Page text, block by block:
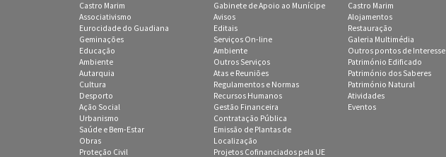
Castro Marim
Associativismo
Eurocidade do Guadiana
Geminações
Educação
Ambiente
Autarquia
Cultura
Desporto
Ação Social
Urbanismo
Saúde e Bem-Estar
Obras
Proteção Civil
Gabinete de Apoio ao Munícipe
Avisos
Editais
Serviços On-line
Ambiente
Outros Serviços
Atas e Reuniões
Regulamentos e Normas
Recursos Humanos
Gestão Financeira
Contratação Pública
Emissão de Plantas de
Localização
Projetos Cofinanciados pela UE
Castro Marim
Alojamentos
Restauração
Galeria Multimédia
Outros pontos de Interesse
Património Edificado
Património dos Saberes
Património Natural
Atividades
Eventos